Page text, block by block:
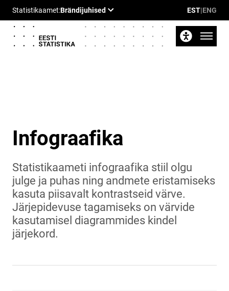
EST|ENG
Infograafika
Statistikaameti infograafika stiil olgu
julge ja puhas ning andmete eristamiseks
kasuta piisavalt kontrastseid värve.
Järjepidevuse tagamiseks on värvide
kasutamisel diagrammides kindel
järjekord.